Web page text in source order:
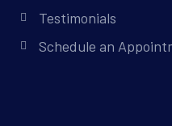
Testimonials
Schedule an